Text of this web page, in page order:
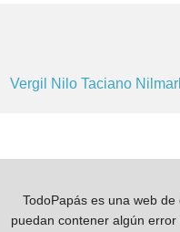
Vergil Nilo Taciano
TodoPapás es una web
puedan contener algún